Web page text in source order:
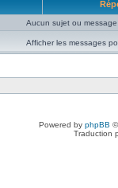
Aucun sujet ou
Afficher les messages
Powered by phpBB
Traduction